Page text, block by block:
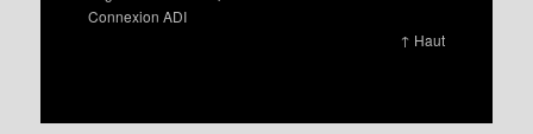
Connexion ADI
↑ Haut